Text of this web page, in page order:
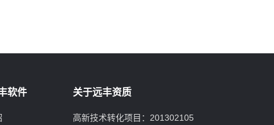
软件 关于远丰资质
高新技术转化项目：201302105